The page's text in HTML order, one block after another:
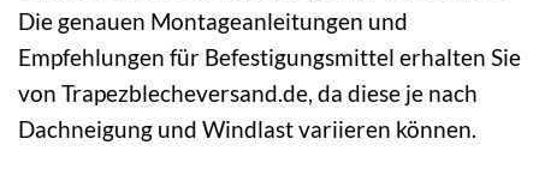
Die genauen Montageanleitungen und
Empfehlungen für Befestigungsmittel erhalten Sie
von Trapezblecheversand.de, da diese je nach
Dachneigung und Windlast variieren können.